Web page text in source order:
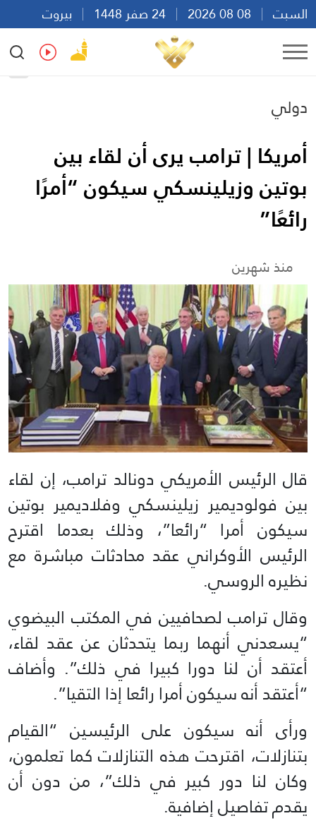
السبت
بيروت
18:52
Ar
دولي
أمريكا | ترامب يرى أن لقاء بين
بوتين وزيلينسكي سيكون “أمرًا
رائعًا”
منذ شهرين
قال الرئيس الأمريكي دونالد ترامب، إن لقاء
بين فولوديمير زيلينسكي وفلاديمير بوتين
سيكون أمرا “رائعا”، وذلك بعدما اقترح
الرئيس الأوكراني عقد محادثات مباشرة مع
نظيره الروسي.
وقال ترامب لصحافيين في المكتب البيضوي
“يسعدني أنهما ربما يتحدثان عن عقد لقاء،
أعتقد أن لنا دورا كبيرا في ذلك”. وأضاف
“أعتقد أنه سيكون أمرا رائعا إذا التقيا”.
ورأى أنه سيكون على الرئيسين “القيام
بتنازلات، اقترحت هذه التنازلات كما تعلمون،
وكان لنا دور كبير في ذلك”، من دون أن
يقدم تفاصيل إضافية.